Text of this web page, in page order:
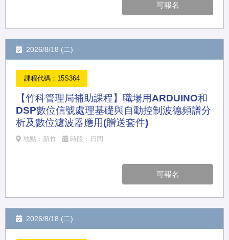
可報名
2026/8/18 (二)
課程代碼：15S364
【竹科管理局補助課程】職場用ARDUINO和
DSP數位信號處理基礎與自動控制波德頻譜分
析及數位濾波器應用(贈送套件)
地點：新竹 時段：日間
可報名
2026/8/18 (二)